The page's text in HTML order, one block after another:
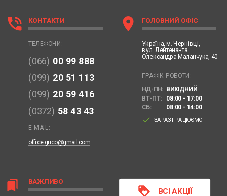
bookmarks ВАЖЛИВО
phone_in_talk КОНТАКТИ
ТЕЛЕФОНИ:
(066) 00 99 888
(099) 20 51 113
(099) 20 59 416
(0372) 58 43 43
E-MAIL:
office.grico@gmail.com
location_on ГОЛОВНИЙ ОФІС
Україна, м. Чернівці,
вул. Лейтенанта
Олександра Маланчука, 40
ГРАФІК РОБОТИ:
НД-ПН: ВИХІДНИЙ
ВТ-ПТ:
08:00 - 17:00
СБ:
08:00 - 14:00
done ЗАРАЗ ПРАЦЮЄМО
loyalty ВСІ АКЦІЇ